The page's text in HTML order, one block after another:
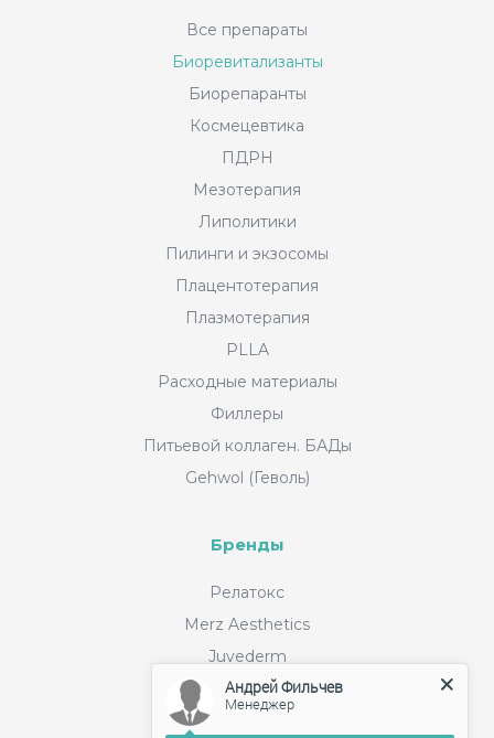
Все препараты
Биоревитализанты
Биорепаранты
Космецевтика
ПДРН
Мезотерапия
Липолитики
Пилинги и экзосомы
Плацентотерапия
Плазмотерапия
PLLA
Расходные материалы
Филлеры
Питьевой коллаген. БАДы
Gehwol (Геволь)
Бренды
Релатокс
Merz Aesthetics
Juvederm
Filorga
Андрей Фильчев
Менеджер